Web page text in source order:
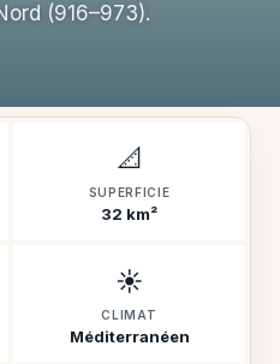
(916–973).
📐
SUPERFICIE
32 km²
☀️
CLIMAT
Méditerranéen